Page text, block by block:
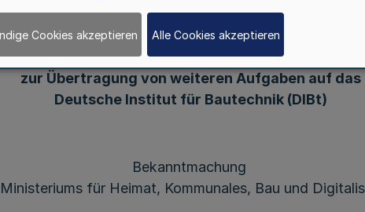
des Verwaltungsabkommens zur
Verwaltungsabkommens zwischen Bund und
zur Übertragung von weiteren Aufgaben auf das
Deutsche Institut für Bautechnik (DIBt)
Bekanntmachung
für Heimat, Kommunales, Bau und
Cookies akzeptieren Alle Cookies akzeptieren